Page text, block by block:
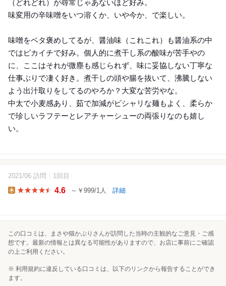
（どれどれ）が尋常じゃあないほど好み。
味変用の辛味噌をいつ溶くか、いや今か、で楽しい。
味噌をベタ褒めしてるが、醤油味（これこれ）も醤油系の中
ではピカイチで好み。個人的に煮干し系の酸味が苦手やの
に、ここはそれが微塵も感じられず、味に妥協しない丁寧な
仕事ぶりで凄く好き。煮干しの頭や腸を抜いて、沸騰しない
よう出汁取りをしてるのやろか？大変な苦労やな。
中太で小麦感あり、茹で加減がピシャリな麺もよく、柔らか
で珍しいラフテーとレアチャーシューの両張りなのも嬉し
い。
2021/06 訪問 1回目
4.6 ～￥999/1人 詳細
この口コミは、まさや猫かぶりさんが訪問した当時の主観的なご意見・ご感
想です。最新の情報とは異なる可能性がありますので、お店に事前にご確認
の上ご利用ください。
※ 利用規約に違反している口コミは、以下のリンクから報告することができ
ます。